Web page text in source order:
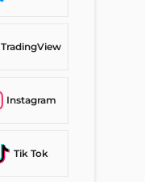
TradingView
Instagram
Tik Tok